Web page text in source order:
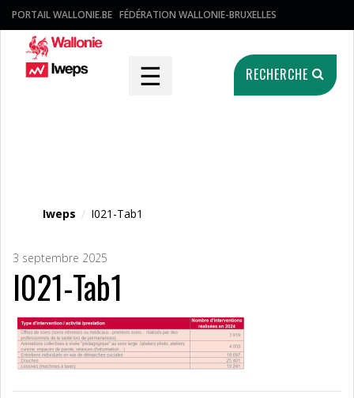
PORTAIL WALLONIE.BE FÉDÉRATION WALLONIE-BRUXELLES
☰ RECHERCHE
Iweps / I021-Tab1
3 septembre 2025
I021-Tab1